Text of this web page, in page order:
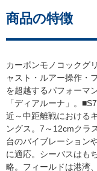
商品の特徴
カーボンモノコックグ
ャスト・ルアー操作・
を超越するパフォーマ
「ディアルーナ」。
近～中距離戦における
ングス。7～12cmクラ
台のバイブレーション
に適応。シーバスはも
略。フィールドは港湾